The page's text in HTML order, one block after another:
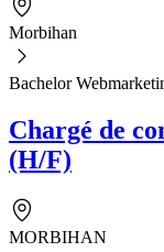
Morbihan
Bachelor
Chargé de
(H/F)
MORBIHAN